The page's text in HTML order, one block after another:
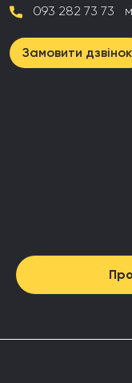
093 282 73 73
Замовити дзвінок